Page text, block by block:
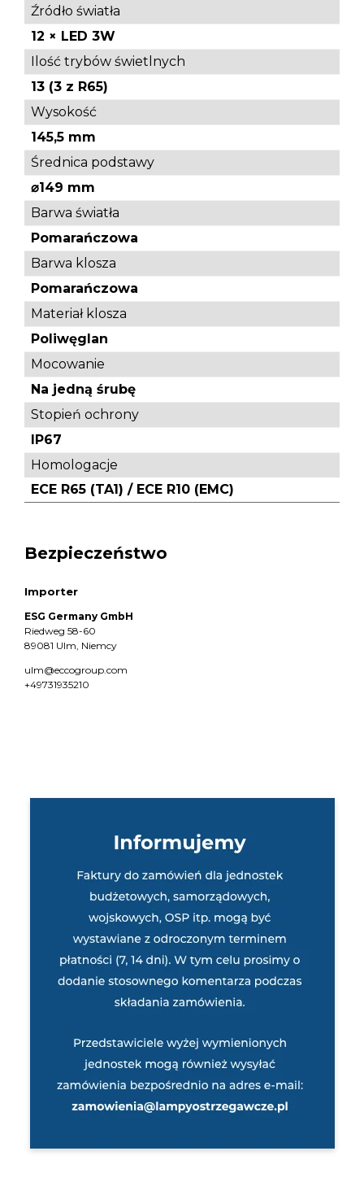
Źródło światła
12 × LED 3W
Ilość trybów świetlnych
13 (3 z R65)
Wysokość
145,5 mm
Średnica podstawy
⌀149 mm
Barwa światła
Pomarańczowa
Barwa klosza
Pomarańczowa
Materiał klosza
Poliwęglan
Mocowanie
Na jedną śrubę
Stopień ochrony
IP67
Homologacje
ECE R65 (TA1) / ECE R10 (EMC)
Bezpieczeństwo
Importer
ESG Germany GmbH
Riedweg 58-60
89081 Ulm, Niemcy
ulm@eccogroup.com
+49731935210